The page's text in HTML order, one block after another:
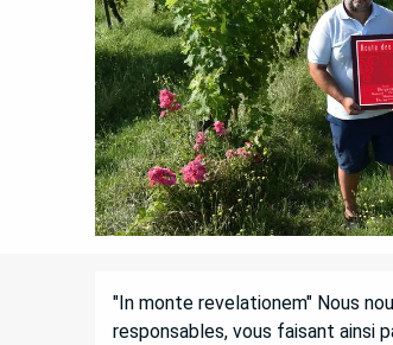
"In monte revelationem" Nous
responsables, vous faisant ainsi